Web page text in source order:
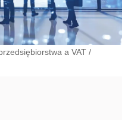
a VAT /